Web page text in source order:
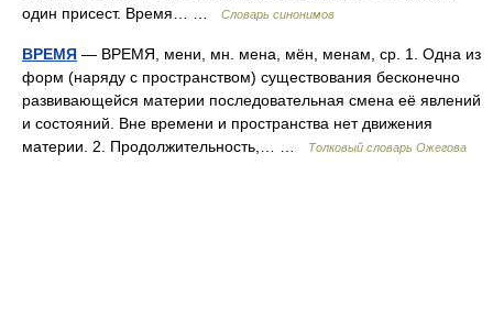
один присест. Время… …
Словарь синонимов
ВРЕМЯ — ВРЕМЯ, мени, мн. мена, мён, менам, ср. 1. Одна из
форм (наряду с пространством) существования бесконечно
развивающейся материи последовательная смена её явлений
и состояний. Вне времени и пространства нет движения
материи. 2. Продолжительность,… …
Толковый словарь Ожегова